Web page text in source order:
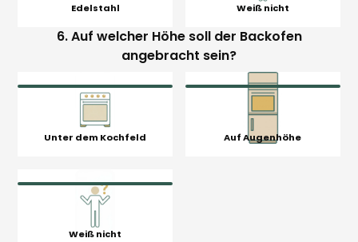
Edelstahl Weiß nicht
6. Auf welcher Höhe soll der Backofen
angebracht sein?
Unter dem Kochfeld Auf Augenhöhe
Weiß nicht